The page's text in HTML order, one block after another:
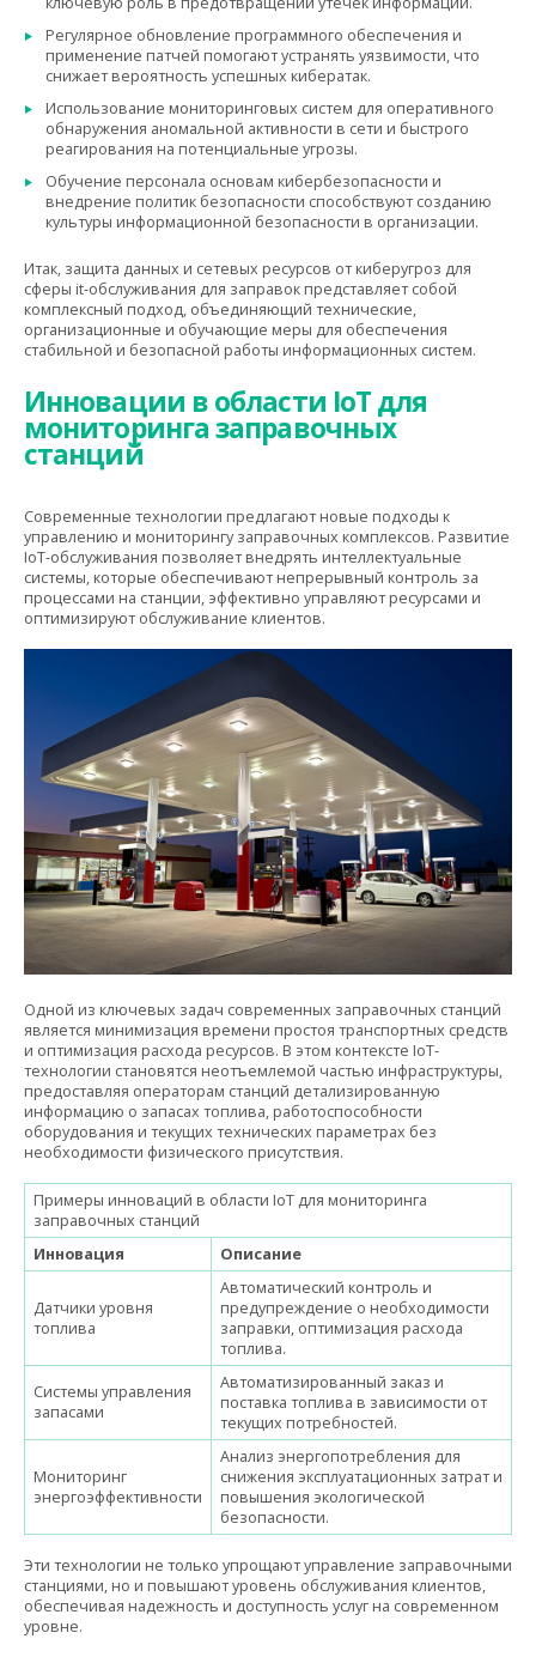
Регулярное обновление программного обеспечения и
применение патчей помогают устранять уязвимости, что
снижает вероятность успешных кибератак.
Использование мониторинговых систем для оперативного
обнаружения аномальной активности в сети и быстрого
реагирования на потенциальные угрозы.
Обучение персонала основам кибербезопасности и
внедрение политик безопасности способствуют созданию
культуры информационной безопасности в организации.
Итак, защита данных и сетевых ресурсов от киберугроз для
сферы it-обслуживания для заправок представляет собой
комплексный подход, объединяющий технические,
организационные и обучающие меры для обеспечения
стабильной и безопасной работы информационных систем.
Инновации в области IoT для
мониторинга заправочных
станций
Современные технологии предлагают новые подходы к
управлению и мониторингу заправочных комплексов. Развитие
IoT-обслуживания позволяет внедрять интеллектуальные
системы, которые обеспечивают непрерывный контроль за
процессами на станции, эффективно управляют ресурсами и
оптимизируют обслуживание клиентов.
Одной из ключевых задач современных заправочных станций
является минимизация времени простоя транспортных средств
и оптимизация расхода ресурсов. В этом контексте IoT-
технологии становятся неотъемлемой частью инфраструктуры,
предоставляя операторам станций детализированную
информацию о запасах топлива, работоспособности
оборудования и текущих технических параметрах без
необходимости физического присутствия.
Примеры инноваций в области IoT для мониторинга
заправочных станций
Инновация
Описание
Датчики уровня
топлива
Автоматический контроль и
предупреждение о необходимости
заправки, оптимизация расхода
топлива.
Системы управления
запасами
Автоматизированный заказ и
поставка топлива в зависимости от
текущих потребностей.
Мониторинг
энергоэффективности
Анализ энергопотребления для
снижения эксплуатационных затрат и
повышения экологической
безопасности.
Эти технологии не только упрощают управление заправочными
станциями, но и повышают уровень обслуживания клиентов,
обеспечивая надежность и доступность услуг на современном
уровне.